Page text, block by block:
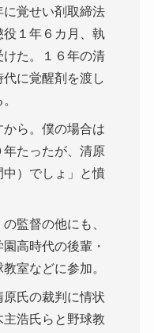
覚せい剤取締法
１年６カ月、執
た。１６年の清
に覚醒剤を渡し
から。僕の場合は
年たったが、清原
中）でしょ」と憤
監督の他にも、
高時代の後輩・
室などに参加。
原氏の裁判に情状
浩氏らと野球教